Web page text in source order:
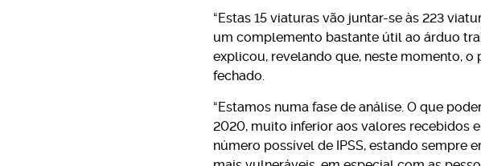
“Estas 15 viaturas vão juntar-se às 223
um complemento bastante útil ao árduo
explicou, revelando que, neste momento,
fechado.
“Estamos numa fase de análise. O que
2020, muito inferior aos valores recebidos
número possível de IPSS, estando